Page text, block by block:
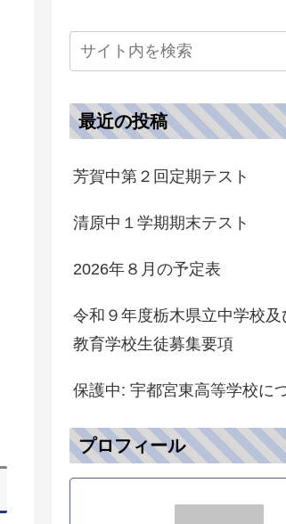
最近の投稿
芳賀中第２回定期テスト
清原中１学期期末テスト
2026年８月の予定表
令和９年度栃木県立中学校
教育学校生徒募集要項
保護中: 宇都宮東高等学校に
プロフィール